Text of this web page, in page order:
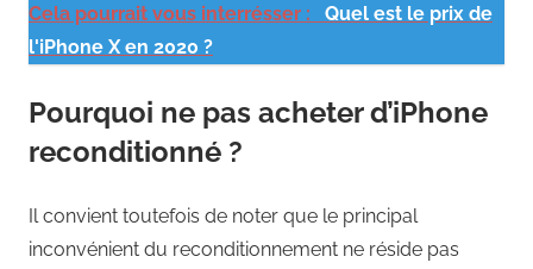
Cela pourrait vous interrésser :
Quel est le prix de
l'iPhone X en 2020 ?
Pourquoi ne pas acheter d’iPhone
reconditionné ?
Il convient toutefois de noter que le principal
inconvénient du reconditionnement ne réside pas